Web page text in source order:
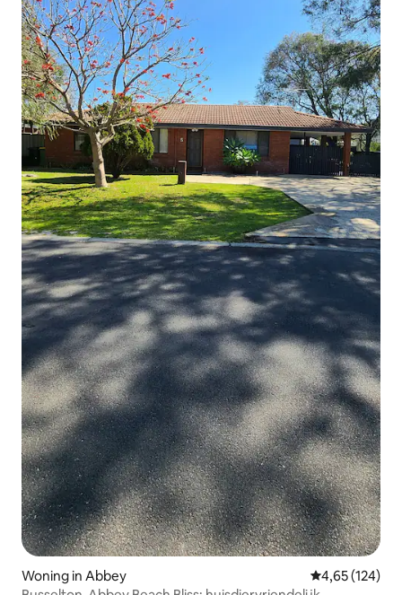
Woning in Abbey Gemiddelde
4,65 (124)